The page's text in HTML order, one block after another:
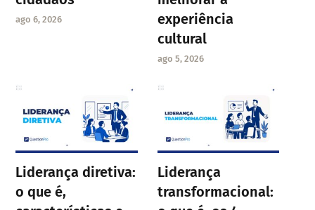
ago 6, 2026
experiência
cultural
ago 5, 2026
Liderança diretiva:
o que é,
Liderança
transformacional: